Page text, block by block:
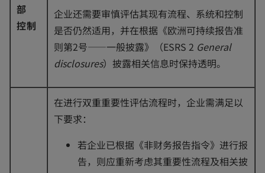
部
控制
企业还需要审慎评估其现有流程、系统和控制
是否仍然适用，并在根据《欧洲可持续报告准
则第2号——一般披露》（ESRS 2 General
disclosures）披露相关信息时保持透明。
在进行双重重要性评估流程时，企业需满足以
下要求：
若企业已根据《非财务报告指令》进行报
告，则应重新考虑其重要性流程及相关披